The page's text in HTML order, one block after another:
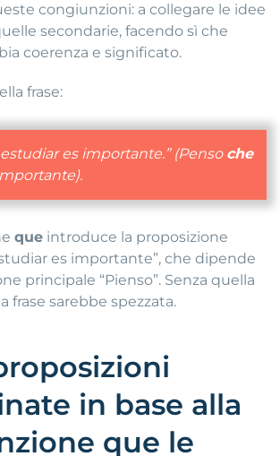
congiunzioni: a collegare le idee
secondarie, facendo sì che
coerenza e significato.
frase:
es importante.” (Penso che
que introduce la proposizione
es importante”, che dipende
principale “Pienso”. Senza quella
frase sarebbe spezzata.
in base alla
que le